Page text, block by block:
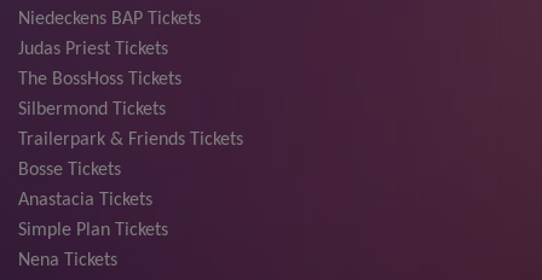
Niedeckens BAP Tickets
Judas Priest Tickets
The BossHoss Tickets
Silbermond Tickets
Trailerpark & Friends Tickets
Bosse Tickets
Anastacia Tickets
Simple Plan Tickets
Nena Tickets